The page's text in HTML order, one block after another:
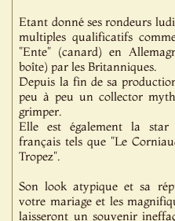
Etant donné ses rondeurs
multiples qualificatifs
"Ente" (canard) en
boîte) par les Britanniques.
Depuis la fin de sa
peu à peu un collector
grimper.
Elle est également la star
français tels que "Le
Tropez".
Son look atypique et sa
votre mariage et les
laisseront un souvenir